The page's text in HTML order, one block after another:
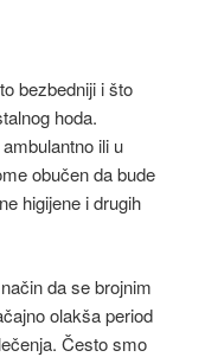
bezbedniji i što
hoda.
ili u
obučen da bude
higijene i drugih
da se brojnim
olakša period
Često smo